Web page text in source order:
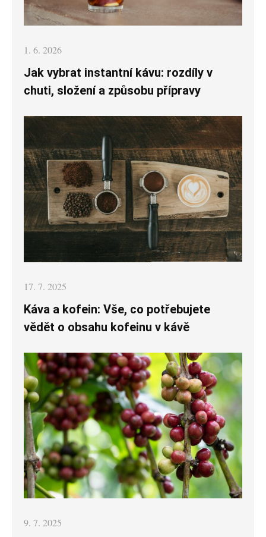
Posted
on
1. 6. 2026
Jak vybrat instantní kávu: rozdíly v
chuti, složení a způsobu přípravy
Posted
17. 7. 2025
Káva a kofein: Vše, co potřebujete
vědět o obsahu kofeinu v kávě
Posted
9. 7. 2025